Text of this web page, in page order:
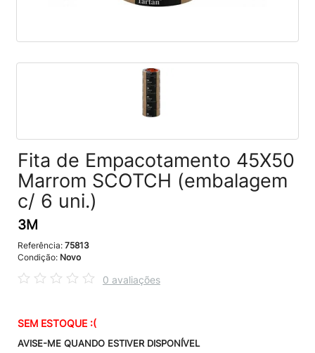
Fita de Empacotamento 45X50
Marrom SCOTCH (embalagem
c/ 6 uni.)
3M
Referência: 75813
Condição: Novo
0 avaliações
SEM ESTOQUE :(
AVISE-ME QUANDO ESTIVER DISPONÍVEL